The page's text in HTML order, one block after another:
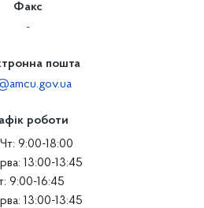
Факс
-
пошта
роботи
Чт: 9:00-18:00
13:00-13:45
9:00-16:45
13:00-13:45